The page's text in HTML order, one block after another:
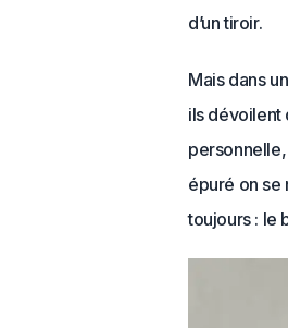
d’un tiroir.
Mais dans
ils dévoilent
épuré on se
toujours : le